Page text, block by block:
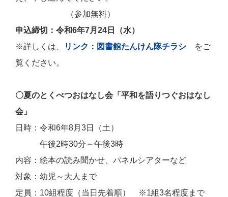
（参加無料）
申込締切：令和6年7月24日（水）
※詳しくは、
リンク：図書館たんけん隊チラシ をご
覧ください。
〇夏のとくべつおはなし会「平和を語りつぐおはなし
会」
日時：令和6年8月3日（土）
午後2時30分～午後3時
内容：絵本の読み聞かせ、パネルシアターなど
対象：幼児～大人まで
定員：10組程度（当日先着順） ※1組3名程度まで